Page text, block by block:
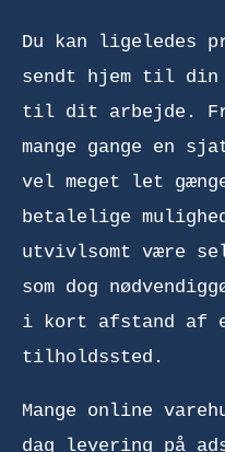
Du kan ligeledes
sendt hjem til
til dit arbejde.
mange gange en
vel meget let
betalelige
utvivlsomt være
som dog
i kort afstand af
tilholdssted.
Mange online
dag levering på